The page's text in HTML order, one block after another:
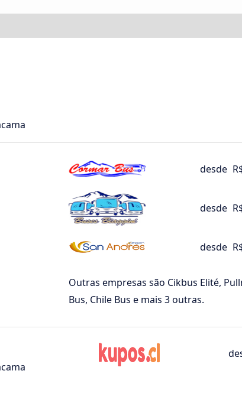
desde
desde
desde
Outras empresas são Cikbus Elité,
Bus, Chile Bus e mais 3 outras.